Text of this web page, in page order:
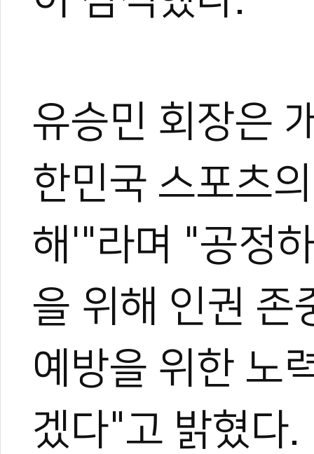
유승민 회장은
한민국 스포츠
해'"라며 "공정
을 위해 인권 존
예방을 위한 노
겠다"고 밝혔다.
태권도 경기인 출신의 태
트 KOICA 국제협력요원으
며, 20여 년간 65개국
장 중심의 심층 취재를 이
작, 대회 중계방송 캐스터,
텐츠를 다각화해 온 전문
과 콘텐츠 제작 및 홍보 마
이온 대표이사를 맡고 있
야)와 대학 겸임교수로도